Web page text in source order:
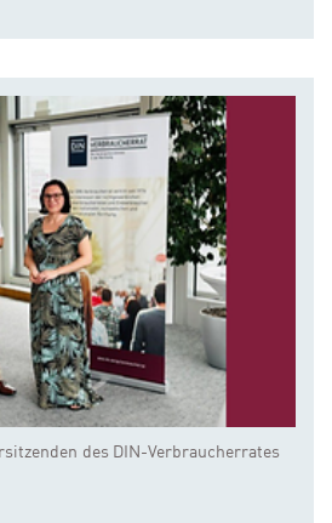
des DIN-Verbraucherrates